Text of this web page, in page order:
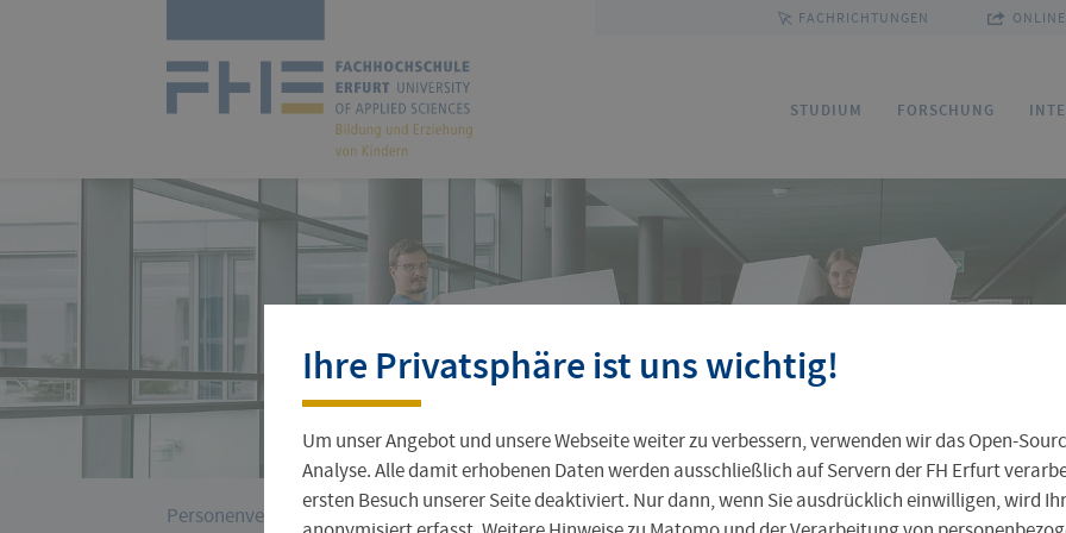
Zur
Startseite
FACHRICHTUNGEN
STUDIUM
Studienangebot Bewerbung
Studienorganisation Service und Beratung
FORSCHUNG
Forschungsprofil Forschungsservice
Wissenschaftlicher Nachwuchs Kommission Forschung und Transfer
International Office Sprachenzentrum
Incoming Outgoing
Stellenangebote Ihre Professur an der FH Erfurt
Jobs für Studierende Leben in Erfurt
Weiterbildungsangebot
Fakultäten und Fachrichtungen
Hochschulleitung Personenverzeichnis
Zentrale Einrichtungen
Sie
Personenverzeichnis ›
Ihre Privatsphäre ist uns wichtig!
Um unser Angebot und unsere Webseite weiter zu verbessern, verwenden wir das Open-
Analyse. Alle damit erhobenen Daten werden ausschließlich auf Servern der FH Erfurt
ersten Besuch unserer Seite deaktiviert. Nur dann, wenn Sie ausdrücklich einwilligen, wird